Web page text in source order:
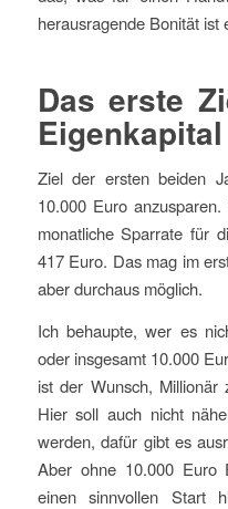
herausragende Bonität ist
Das erste
Eigenkapital
Ziel der ersten beiden
10.000 Euro
monatliche Sparrate für
417 Euro. Das mag im
aber durchaus möglich.
Ich behaupte, wer es
oder insgesamt 10.000
ist der Wunsch,
Hier soll auch nicht
werden, dafür gibt es
Aber ohne 10.000 Euro
einen sinnvollen Start